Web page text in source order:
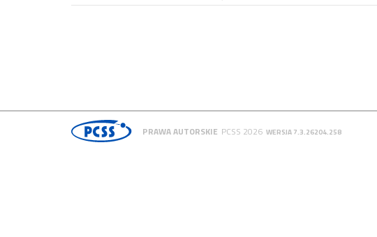
PRAWA AUTORSKIE PCSS 2026 WERSJA 7.3.26204.258